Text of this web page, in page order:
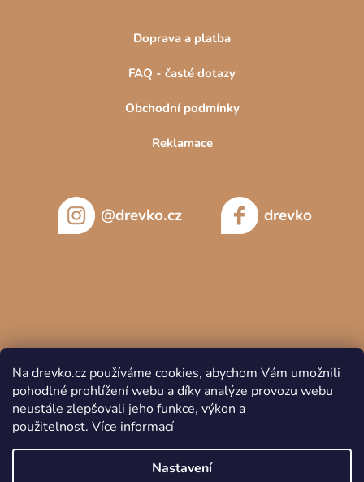
Na drevko.cz používáme cookies, abychom Vám umožnili
pohodlné prohlížení webu a díky analýze provozu webu
neustále zlepšovali jeho funkce, výkon a
použitelnost. Více informací
Nastavení
Doprava a platba
FAQ - časté dotazy
Obchodní podmínky
Reklamace
@drevko.cz drevko